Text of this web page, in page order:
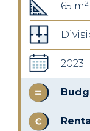
65 m2
2023